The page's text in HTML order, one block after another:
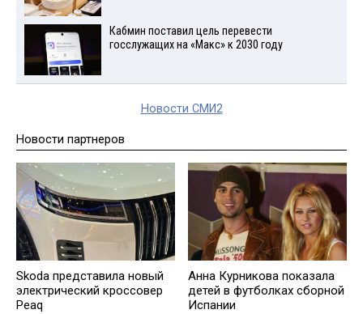
Кабмин поставил цель перевести
госслужащих на «Макс» к 2030 году
Новости СМИ2
Новости партнеров
Skoda представила новый
электрический кроссовер
Peaq
Анна Курникова показала
детей в футболках сборной
Испании